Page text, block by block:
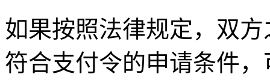
如果按照法律规定，双
符合支付令的申请条件